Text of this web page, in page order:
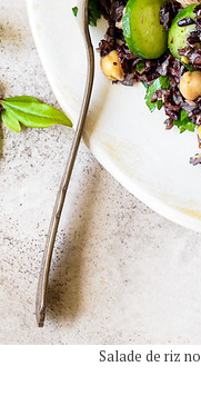
Salade de riz